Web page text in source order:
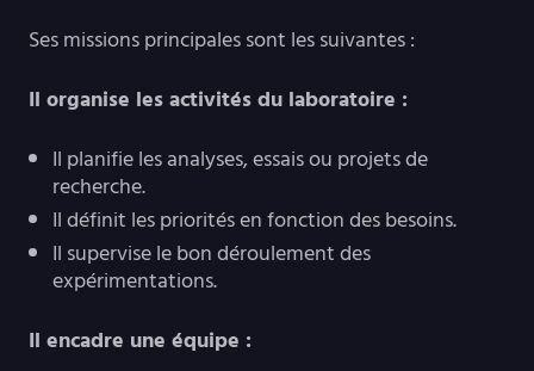
Ses missions principales sont les suivantes :
Il organise les activités du laboratoire :
Il planifie les analyses, essais ou projets de
recherche.
Il définit les priorités en fonction des besoins.
Il supervise le bon déroulement des
expérimentations.
Il encadre une équipe :